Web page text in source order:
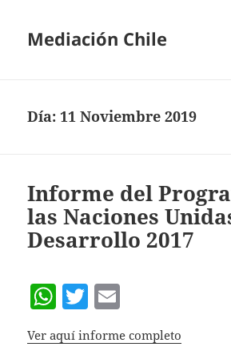
Mediación Chile
Día: 11 Noviembre 2019
Informe del
las Naciones
Desarrollo 2017
W
at
T
w
ittai
Ver aquí informe completo